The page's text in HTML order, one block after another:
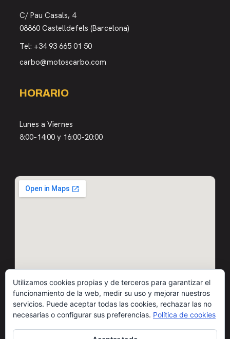
C/ Pau Casals, 4
08860 Castelldefels (Barcelona)
Tel: +34 93 665 01 50
carbo@motoscarbo.com
HORARIO
Lunes a Viernes
8:00–14:00 y 16:00–20:00
Utilizamos cookies propias y de terceros para garantizar el
funcionamiento de la web, medir su uso y mejorar nuestros
servicios. Puede aceptar todas las cookies, rechazar las no
necesarias o configurar sus preferencias. Política de cookies